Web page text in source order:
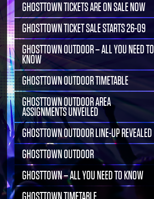
GHOSTTOWN TICKETS ARE ON SALE NOW
GHOSTTOWN TICKET SALE STARTS 26-09
GHOSTTOWN OUTDOOR – ALL YOU NEED TO
KNOW
GHOSTTOWN OUTDOOR TIMETABLE
GHOSTTOWN OUTDOOR AREA
ASSIGNMENTS UNVEILED
GHOSTTOWN OUTDOOR LINE-UP REVEALED
GHOSTTOWN OUTDOOR
GHOSTTOWN – ALL YOU NEED TO KNOW